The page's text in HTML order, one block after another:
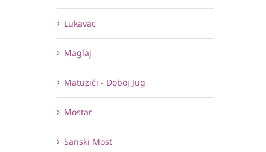
Lukavac
Maglaj
Matuzići - Doboj Jug
Mostar
Sanski Most